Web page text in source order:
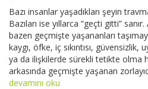
Bazı insanlar yaşadıkları şeyin
Bazıları ise yıllarca “geçti gitti”
bazen geçmişte yaşananları
kaygı, öfke, iç sıkıntısı,
ya da ilişkilerde sürekli tetikte olma
arkasında geçmişte yaşanan
devamını oku